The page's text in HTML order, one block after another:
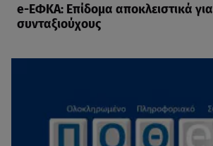
e-ΕΦΚΑ: Επίδομα αποκλειστικά για
συνταξιούχους